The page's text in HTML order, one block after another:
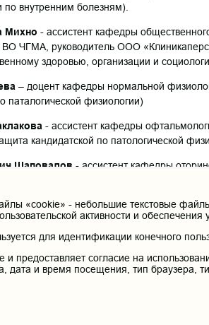
по внутренним болезням).
Михно - ассистент кафедры
ЧГМА, руководитель ООО
здоровью, организации и
– доцент кафедры нормальной
паталогической физиологии)
- ассистент кафедры
кандидатской по патологической
Шаповалов - ассистент кафедры
«cookie» - небольшие текстовые
активности и
для идентификации конечного
предоставляет согласие на
и время посещения, тип браузера,